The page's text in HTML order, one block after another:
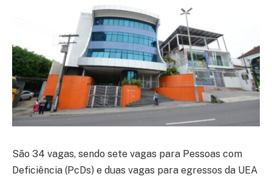
São 34 vagas, sendo sete vagas para Pessoas com
Deficiência (PcDs) e duas vagas para egressos da UEA